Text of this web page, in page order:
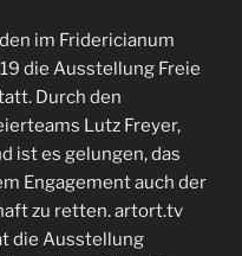
im Fridericianum
die Ausstellung Freie
Durch den
Lutz Freyer,
ist es gelungen, das
Engagement auch der
zu retten. artort.tv
die Ausstellung